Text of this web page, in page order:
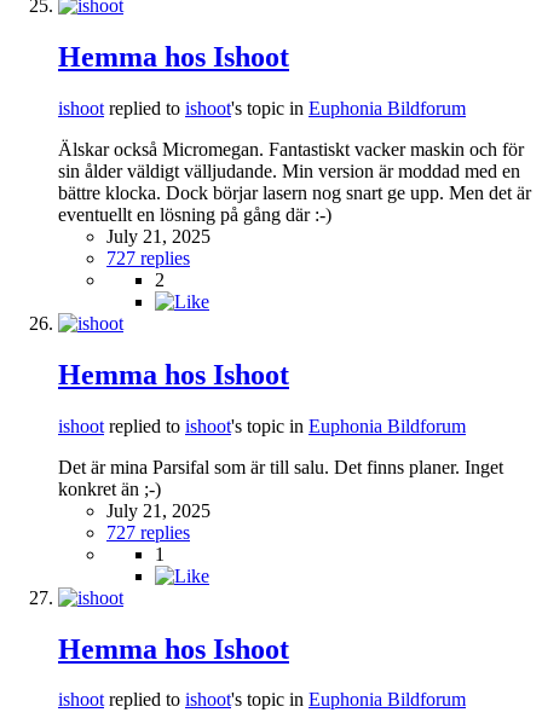
Hemma hos Ishoot
ishoot replied to ishoot's topic in Euphonia Bildforum
Älskar också Micromegan. Fantastiskt vacker maskin och för
sin ålder väldigt välljudande. Min version är moddad med en
bättre klocka. Dock börjar lasern nog snart ge upp. Men det är
eventuellt en lösning på gång där :-)
July 21, 2025
727 replies
2
Hemma hos Ishoot
ishoot replied to ishoot's topic in Euphonia Bildforum
Det är mina Parsifal som är till salu. Det finns planer. Inget
konkret än ;-)
July 21, 2025
727 replies
1
Hemma hos Ishoot
ishootreplied to ishoot's topic in Euphonia Bildforum